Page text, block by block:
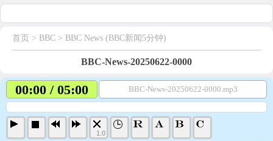
首页 > BBC > BBC News (BBC新闻5分钟)
BBC-News-20250622-0000
00:00 / 05:00 BBC-News-20250622-0000.mp3
1.0